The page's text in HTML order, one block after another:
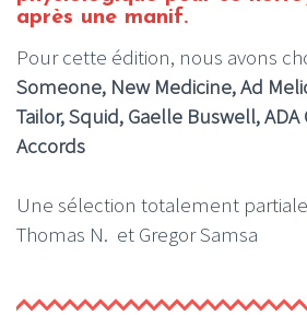
après une manif.
Pour cette édition, nous avons
Someone, New Medicine, Ad
Tailor, Squid, Gaelle Buswell, ADA
Accords
Une sélection totalement
Thomas N. et Gregor Samsa